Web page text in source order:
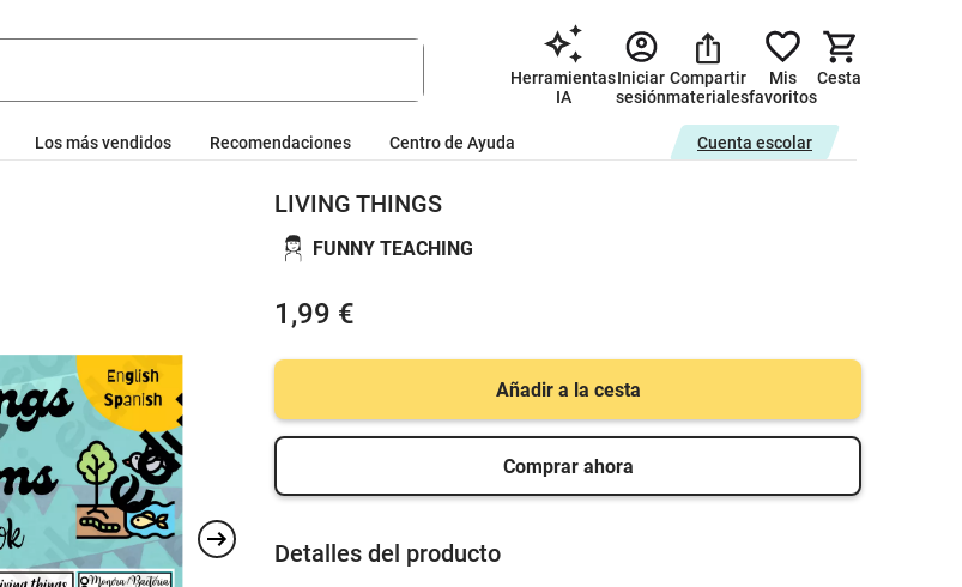
Herramientas
IA
Iniciar
sesión
Compartir
materiales
Mis
favoritos
Cesta
Los más vendidos Recomendaciones Centro de Ayuda Cuenta escolar
LIVING THINGS
FUNNY TEACHING
1,99 €
Añadir a la cesta
Comprar ahora
Detalles del producto